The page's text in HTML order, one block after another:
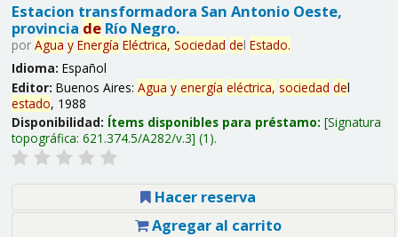
Estacion transformadora San Antonio Oeste,
provincia deRío Negro.
por Agua y Energía Eléctrica, Sociedad del Estado.
Idioma: Español
Editor: Buenos Aires: Agua y energía eléctrica, sociedad del
estado, 1988
Disponibilidad: Ítems disponibles para préstamo: Signatura
topográfica: 621.374.5/A282/v.3 (1).
Hacer reserva
Agregar al carrito